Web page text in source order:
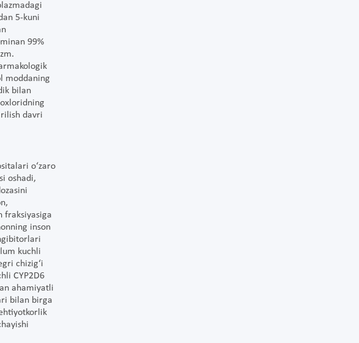
5-kuni
99%
moddaning
bilan
davri
o‘zaro
oshadi,
fraksiyasiga
inson
kuchli
chizig‘i
CYP2D6
ahamiyatli
bilan birga